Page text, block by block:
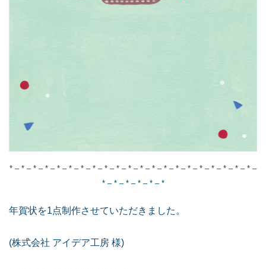
* – * – * – * – * – * – * – * – * – * – * – * – * – * – * – * – * – * – * – * – * –
* – * – * – * – * – *
年賀状を1点制作させていただきました。
(株式会社 アイデア工房 様)